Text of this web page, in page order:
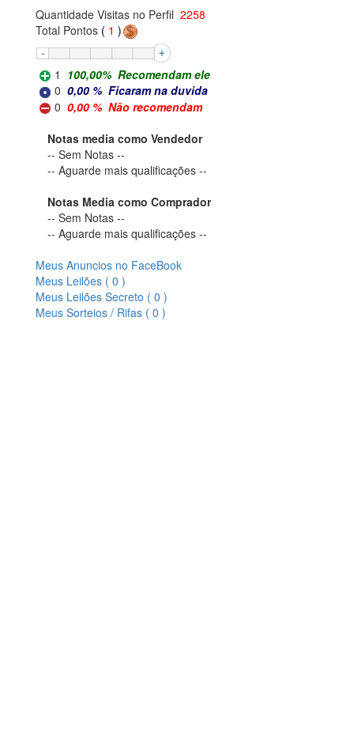
Quantidade Visitas no Perfil 2258
Total Pontos ( 1 )
1 100,00% Recomendam ele
0 0,00 % Ficaram na duvida
0 0,00 % Não recomendam
Notas media como Vendedor
-- Sem Notas --
-- Aguarde mais qualificações --
Notas Media como Comprador
-- Sem Notas --
-- Aguarde mais qualificações --
Meus Anuncios no FaceBook
Meus Leilões ( 0 )
Meus Leilões Secreto ( 0 )
Meus Sorteios / Rifas ( 0 )